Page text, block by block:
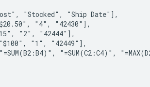
"Stocked", "Ship Date"],
"4", "42430"],
"2", "42444"],
"1", "42449"],
"=SUM(C2:C4)",